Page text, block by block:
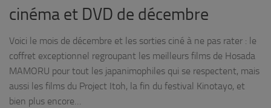
cinéma et DVD de décembre
Voici le mois de décembre et les sorties ciné à ne pas rater : le
coffret exceptionnel regroupant les meilleurs films de Hosada
MAMORU pour tout les japanimophiles qui se respectent, mais
aussi les films du Project Itoh, la fin du festival Kinotayo, et
bien plus encore…